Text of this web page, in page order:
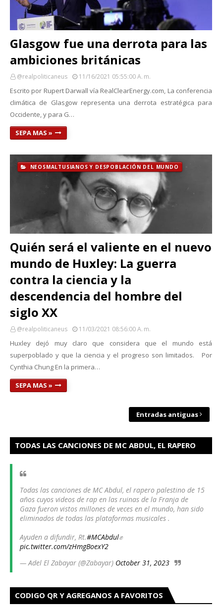
Glasgow fue una derrota para las
ambiciones británicas
@realpoliticaneus 11/16/2021 05:55:00 A. M.
Escrito por Rupert Darwall vía RealClearEnergy.com, La conferencia
climática de Glasgow representa una derrota estratégica para
Occidente, y para G…
SEPA MAS »
NEOSMALTUSIANOS Y DESPOBLACIÓN DEL MUNDO
Quién será el valiente en el nuevo
mundo de Huxley: La guerra
contra la ciencia y la
descendencia del hombre del
siglo XX
@realpoliticaneus 11/03/2021 08:56:00 A. M.
Huxley dejó muy claro que considera que el mundo está
superpoblado y que la ciencia y el progreso son limitados. Por
Cynthia Chung En la primera…
SEPA MAS »
Entradas antiguas
TODAS LAS CANCIONES DE MC ABDUL, EL RAPERO
Todas las canciones de MC Abdul, el rapero palestino de 15
años cuyos videos de rap en las ruinas de la Franja de
Gaza fueron vistos millones de veces en el mundo, han sido
eliminados de todas las plataformas musicales .
Ayuden a difundir, Rt.#MCAbdul✊
pic.twitter.com/zHmgBoexY2
— Adel El Zabayar (@Zabayar) October 31, 2023
CODIGO QR Y AGREGANOS A FAVORITOS